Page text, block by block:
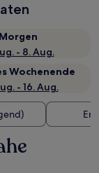
Morgen
- 8. Aug.
Wochenende
- 16. Aug.